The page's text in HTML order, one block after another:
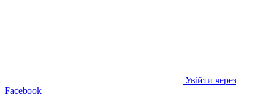
Увійти через
Facebook